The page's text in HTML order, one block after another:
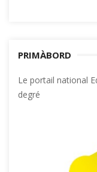
PRIMÀBORD
Le portail national
degré